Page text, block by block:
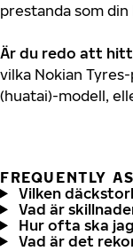
prestanda som
Är du redo att
vilka Nokian
(huatai)-modell,
FREQUENTLY
Vilken
Vad är
Hur ofta ska
Vad är det